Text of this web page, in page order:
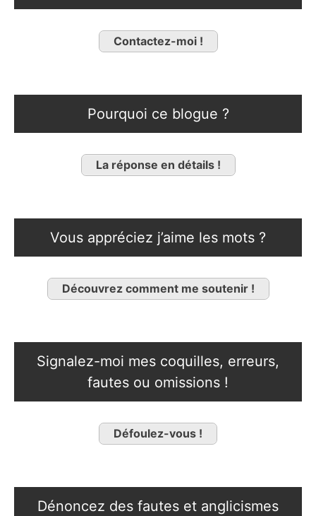
Contactez-moi !
Pourquoi ce blogue ?
La réponse en détails !
Vous appréciez j’aime les mots ?
Découvrez comment me soutenir !
Signalez-moi mes coquilles, erreurs,
fautes ou omissions !
Défoulez-vous !
Dénoncez des fautes et anglicismes